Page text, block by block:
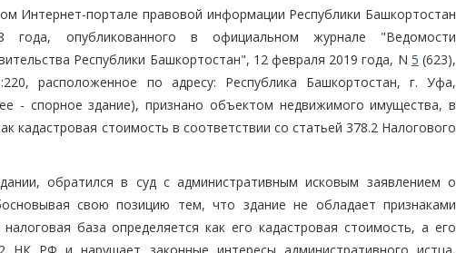
Интернет-портале правовой информации Республики Башкортостан
года, опубликованного в официальном журнале "Ведомости
Республики Башкортостан", 12 февраля 2019 года, N 5 (623),
расположенное по адресу: Республика Башкортостан, г. Уфа,
- спорное здание), признано объектом недвижимого имущества, в
кадастровая стоимость в соответствии со статьей 378.2 Налогового
обратился в суд с административным исковым заявлением о
свою позицию тем, что здание не обладает признаками
база определяется как его кадастровая стоимость, а его